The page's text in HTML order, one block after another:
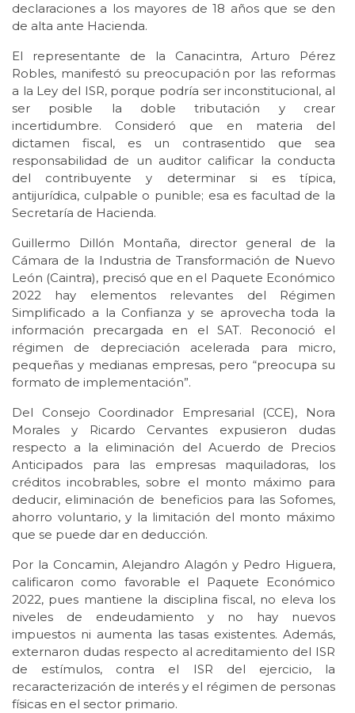
declaraciones a los mayores de 18 años que se den
de alta ante Hacienda.
El representante de la Canacintra, Arturo Pérez
Robles, manifestó su preocupación por las reformas
a la Ley del ISR, porque podría ser inconstitucional, al
ser posible la doble tributación y crear
incertidumbre. Consideró que en materia del
dictamen fiscal, es un contrasentido que sea
responsabilidad de un auditor calificar la conducta
del contribuyente y determinar si es típica,
antijurídica, culpable o punible; esa es facultad de la
Secretaría de Hacienda.
Guillermo Dillón Montaña, director general de la
Cámara de la Industria de Transformación de Nuevo
León (Caintra), precisó que en el Paquete Económico
2022 hay elementos relevantes del Régimen
Simplificado a la Confianza y se aprovecha toda la
información precargada en el SAT. Reconoció el
régimen de depreciación acelerada para micro,
pequeñas y medianas empresas, pero “preocupa su
formato de implementación”.
Del Consejo Coordinador Empresarial (CCE), Nora
Morales y Ricardo Cervantes expusieron dudas
respecto a la eliminación del Acuerdo de Precios
Anticipados para las empresas maquiladoras, los
créditos incobrables, sobre el monto máximo para
deducir, eliminación de beneficios para las Sofomes,
ahorro voluntario, y la limitación del monto máximo
que se puede dar en deducción.
Por la Concamin, Alejandro Alagón y Pedro Higuera,
calificaron como favorable el Paquete Económico
2022, pues mantiene la disciplina fiscal, no eleva los
niveles de endeudamiento y no hay nuevos
impuestos ni aumenta las tasas existentes. Además,
externaron dudas respecto al acreditamiento del ISR
de estímulos, contra el ISR del ejercicio, la
recaracterización de interés y el régimen de personas
físicas en el sector primario.